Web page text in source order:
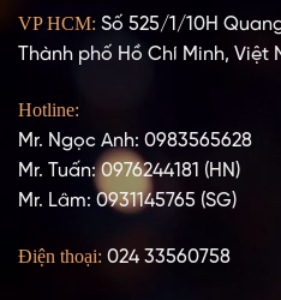
VP HCM: Số 525/1/10H
Thành phố Hồ Chí Minh, Việt
Hotline:
Mr. Ngọc Anh: 0983565628
Mr. Tuấn: 0976244181 (HN)
Mr. Lâm: 0931145765 (SG)
Điện thoại: 024 33560758